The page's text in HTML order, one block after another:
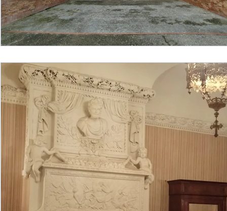
Agriculture Professionnels Flash info